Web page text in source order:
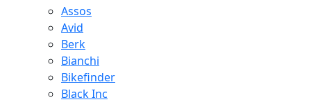
Assos
Avid
Berk
Bianchi
Bikefinder
Black Inc